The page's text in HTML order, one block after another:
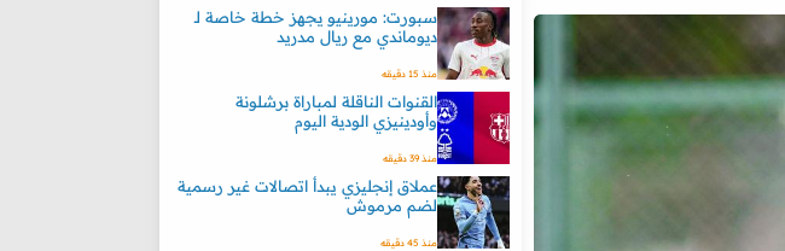
سبورت: مورينيو يجهز خطة خاصة لـ
ديوماندي مع ريال مدريد
منذ 15 دقيقه
القنوات الناقلة لمباراة برشلونة
وأودينيزي الودية اليوم
منذ 39 دقيقه
عملاق إنجليزي يبدأ اتصالات غير رسمية
لضم مرموش
منذ 45 دقيقه